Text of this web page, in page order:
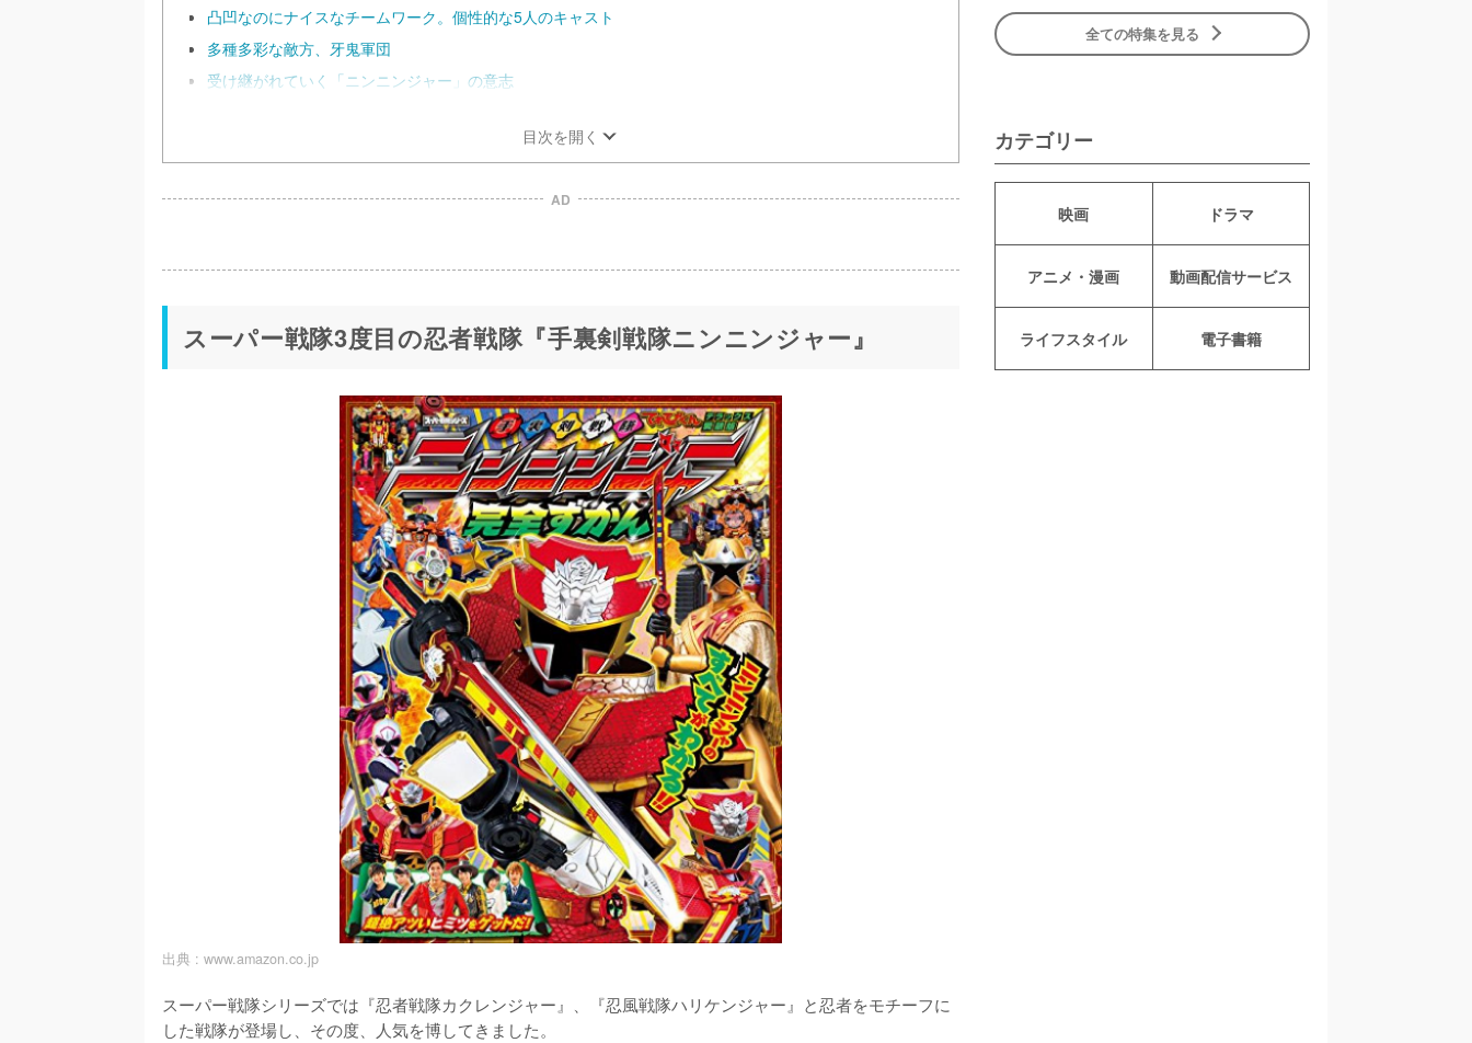
凸凹なのにナイスなチームワーク。個性的な5人のキャスト
多種多彩な敵方、牙鬼軍団
受け継がれていく「ニンニンジャー」の意志
目次を開く
AD
スーパー戦隊3度目の忍者戦隊『手裏剣戦隊ニンニンジャー』
出典 : www.amazon.co.jp
スーパー戦隊シリーズでは『忍者戦隊カクレンジャー』、『忍風戦隊ハリケンジャー』と忍者をモチーフに
した戦隊が登場し、その度、人気を博してきました。
全ての特集を見る
カテゴリー
映画 ドラマ
アニメ・漫画 動画配信サービス
ライフスタイル 電子書籍